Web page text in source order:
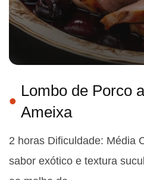
Lombo de Porco
Ameixa
2 horas Dificuldade: Média
sabor exótico e textura